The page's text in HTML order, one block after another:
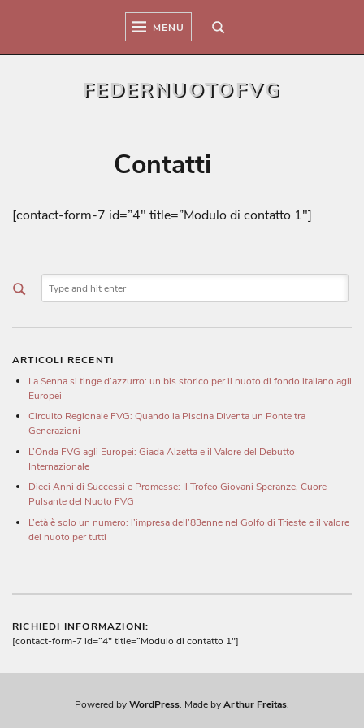
MENU
FEDERNUOTOFVG
Contatti
[contact-form-7 id=”4″ title=”Modulo di contatto 1″]
ARTICOLI RECENTI
La Senna si tinge d’azzurro: un bis storico per il nuoto di fondo italiano agli
Europei
Circuito Regionale FVG: Quando la Piscina Diventa un Ponte tra
Generazioni
L’Onda FVG agli Europei: Giada Alzetta e il Valore del Debutto
Internazionale
Dieci Anni di Successi e Promesse: Il Trofeo Giovani Speranze, Cuore
Pulsante del Nuoto FVG
L’età è solo un numero: l’impresa dell’83enne nel Golfo di Trieste e il valore
del nuoto per tutti
RICHIEDI INFORMAZIONI:
[contact-form-7 id=”4″ title=”Modulo di contatto 1″]
Powered byWordPress. Made byArthur Freitas.